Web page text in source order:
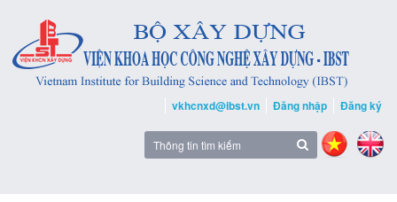
vkhcnxd@ibst.vn Đăng nhập Đăng ký